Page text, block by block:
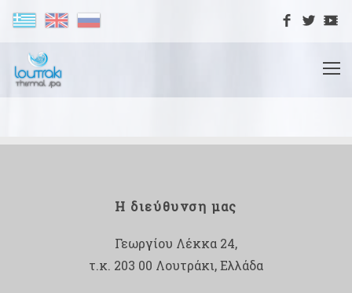
Η διεύθυνση μας
Γεωργίου Λέκκα 24,
τ.κ. 203 00 Λουτράκι, Ελλάδα